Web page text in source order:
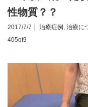
性物質？？
2017/7/7 治療症例 , 治療に
405ot9